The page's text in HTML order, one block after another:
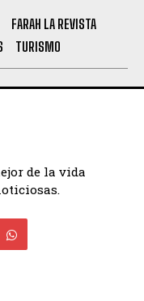
FARAH LA REVISTA
TURISMO
de la vida